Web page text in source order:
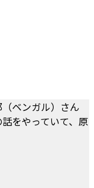
ベンガル）さん
をやっていて、原